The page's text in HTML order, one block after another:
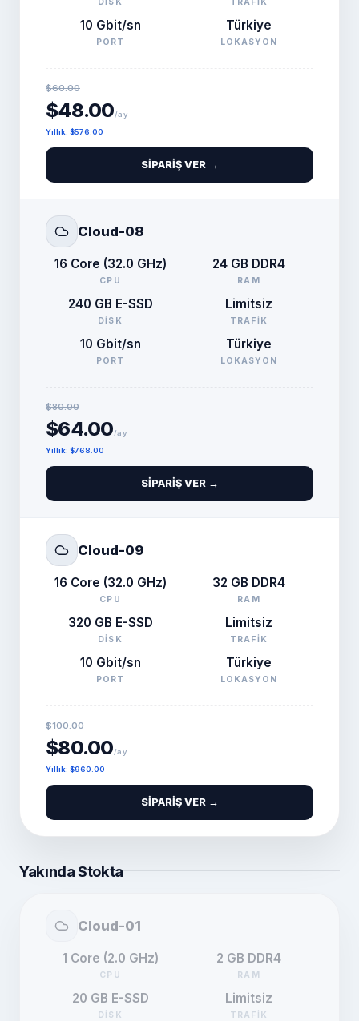
10 Gbit/sn
PORT
Türkiye
LOKASYON
$60.00
$48.00/ay
Yıllık: $576.00
SIPARIŞ VER →
Cloud-08
16 Core (32.0 GHz)
CPU
24 GB DDR4
RAM
240 GB E-SSD
DISK
Limitsiz
TRAFIK
10 Gbit/sn
PORT
Türkiye
LOKASYON
$80.00
$64.00/ay
Yıllık: $768.00
SIPARIŞ VER →
Cloud-09
16 Core (32.0 GHz)
CPU
32 GB DDR4
RAM
320 GB E-SSD
DISK
Limitsiz
TRAFIK
10 Gbit/sn
PORT
Türkiye
LOKASYON
$100.00
$80.00/ay
Yıllık: $960.00
SIPARIŞ VER →
Yakında Stokta
Cloud-01
1 Core (2.0 GHz)
CPU
2 GB DDR4
RAM
20 GB E-SSD
DISK
Limitsiz
TRAFIK